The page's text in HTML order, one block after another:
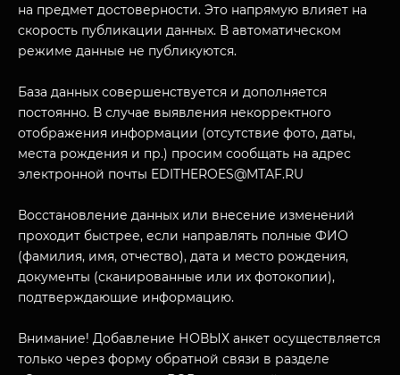
МУЗЕЙНЫЙ КОМПЛЕКС
ПОСЕТИТЕЛЯМ
О НАС
НАЗАД
на предмет достоверности. Это напрямую влияет на
скорость публикации данных. В автоматическом
режиме данные не публикуются.
База данных совершенствуется и дополняется
постоянно. В случае выявления некорректного
отображения информации (отсутствие фото, даты,
места рождения и пр.) просим сообщать на адрес
электронной почты EDITHEROES@MTAF.RU
Восстановление данных или внесение изменений
проходит быстрее, если направлять полные ФИО
(фамилия, имя, отчество), дата и место рождения,
документы (сканированные или их фотокопии),
подтверждающие информацию.
Внимание! Добавление НОВЫХ анкет осуществляется
только через форму обратной связи в разделе